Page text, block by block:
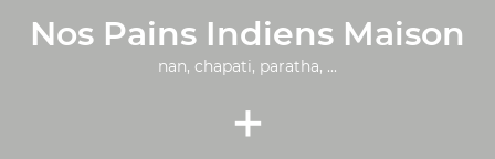
Nos Pains Indiens Maison
nan, chapati, paratha, ...
+